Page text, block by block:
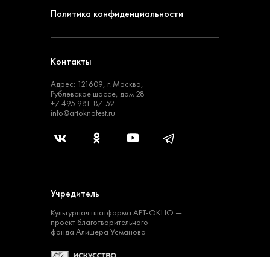
Политика конфиденциальности
Контакты
Адрес: 121609, г. Москва,
Рублевское шоссе, дом 28
+7 495 981-87-52
info@artoknofest.ru
Учредитель
Культурная платформа АРТ-ОКНО —
проект благотворительного
фонда Алишера Усманова